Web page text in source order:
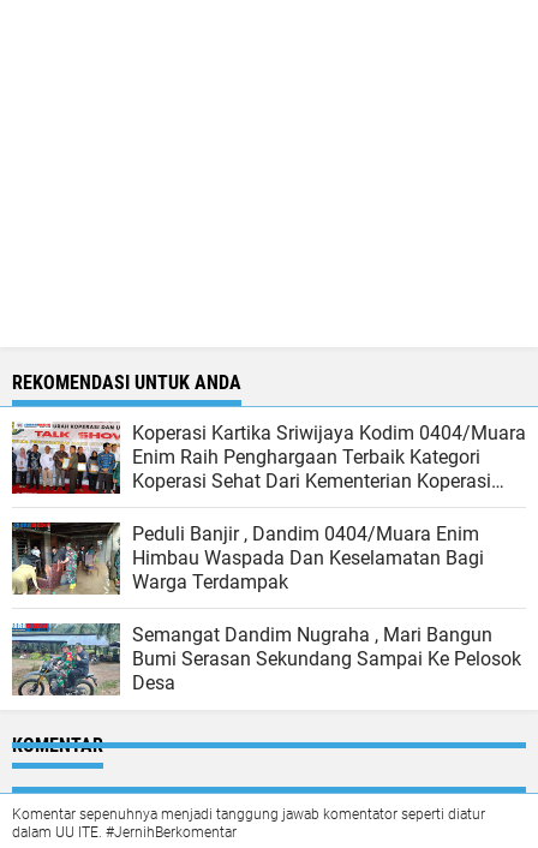
REKOMENDASI UNTUK ANDA
Koperasi Kartika Sriwijaya Kodim 0404/Muara
Enim Raih Penghargaan Terbaik Kategori
Koperasi Sehat Dari Kementerian Koperasi
Dan UKM RI
Peduli Banjir , Dandim 0404/Muara Enim
Himbau Waspada Dan Keselamatan Bagi
Warga Terdampak
Semangat Dandim Nugraha , Mari Bangun
Bumi Serasan Sekundang Sampai Ke Pelosok
Desa
KOMENTAR
Komentar sepenuhnya menjadi tanggung jawab komentator seperti diatur
dalam UU ITE. #JernihBerkomentar